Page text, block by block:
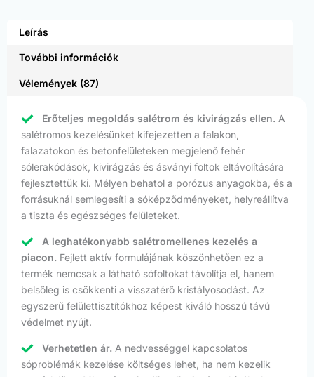
Leírás
További információk
Vélemények (87)
Erőteljes megoldás salétrom és kivirágzás ellen. A
salétromos kezelésünket kifejezetten a falakon,
falazatokon és betonfelületeken megjelenő fehér
sólerakódások, kivirágzás és ásványi foltok eltávolítására
fejlesztettük ki. Mélyen behatol a porózus anyagokba, és a
forrásuknál semlegesíti a sóképződményeket, helyreállítva
a tiszta és egészséges felületeket.
A leghatékonyabb salétromellenes kezelés a
piacon. Fejlett aktív formulájának köszönhetően ez a
termék nemcsak a látható sófoltokat távolítja el, hanem
belsőleg is csökkenti a visszatérő kristályosodást. Az
egyszerű felülettisztítókhoz képest kiváló hosszú távú
védelmet nyújt.
Verhetetlen ár. A nedvességgel kapcsolatos
sóproblémák kezelése költséges lehet, ha nem kezelik